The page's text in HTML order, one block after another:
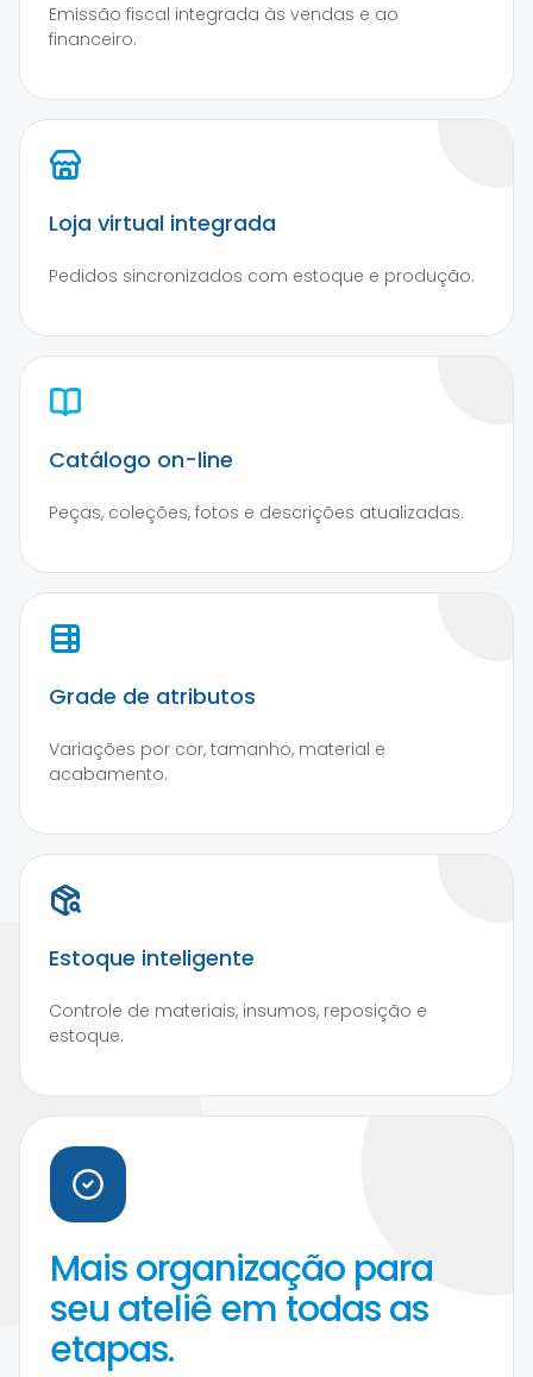
Emissão fiscal integrada às vendas e ao
financeiro.
Loja virtual integrada
Pedidos sincronizados com estoque e produção.
Catálogo on-line
Peças, coleções, fotos e descrições atualizadas.
Grade de atributos
Variações por cor, tamanho, material e
acabamento.
Estoque inteligente
Controle de materiais, insumos, reposição e
estoque.
Mais organização para
seu ateliê em todas as
etapas.